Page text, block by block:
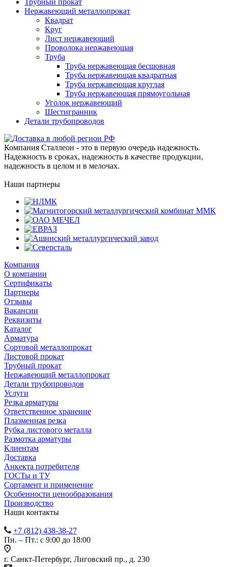
Нержавеющий металлопрокат
Квадрат
Круг
Лист нержавеющий
Проволока нержавеющая
Труба
Труба нержавеющая бесшовная
Труба нержавеющая квадратная
Труба нержавеющая круглая
Труба нержавеющая прямоугольная
Уголок нержавеющий
Шестигранник
Детали трубопроводов
Компания Сталлеон - это в первую очередь надежность.
Надежность в сроках, надежность в качестве продукции,
надежность в целом и в мелочах.
Наши партнеры
Компания
О компании
Сертификаты
Партнеры
Отзывы
Вакансии
Реквизиты
Каталог
Арматура
Сортовой металлопрокат
Листовой прокат
Трубный прокат
Нержавеющий металлопрокат
Детали трубопроводов
Услуги
Резка арматуры
Ответственное хранение
Плазменная резка
Рубка листового металла
Размотка арматуры
Клиентам
Доставка
Анкекта потребителя
ГОСТы и ТУ
Сортамент и применение
Особенности ценообразования
Производство
Наши контакты
+7 (812) 438-38-27
Пн. – Пт.: с 9:00 до 18:00
г. Санкт-Петербург, Лиговский пр., д. 230